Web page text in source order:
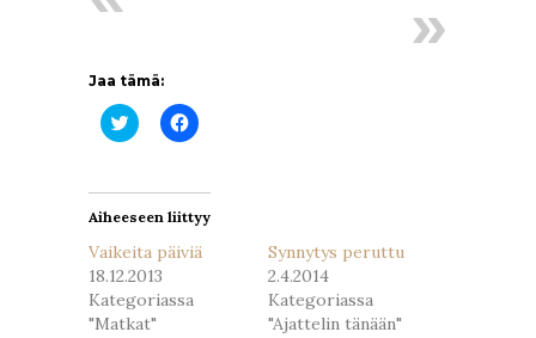
Jaa tämä:
Jaa
Twitterissä(Avautuu
Jaa
Facebookissa(Avautuu
Aiheeseen liittyy
Vaikeita päiviä
18.12.2013
Kategoriassa
"Matkat"
Synnytys peruttu
2.4.2014
Kategoriassa
"Ajattelin tänään"